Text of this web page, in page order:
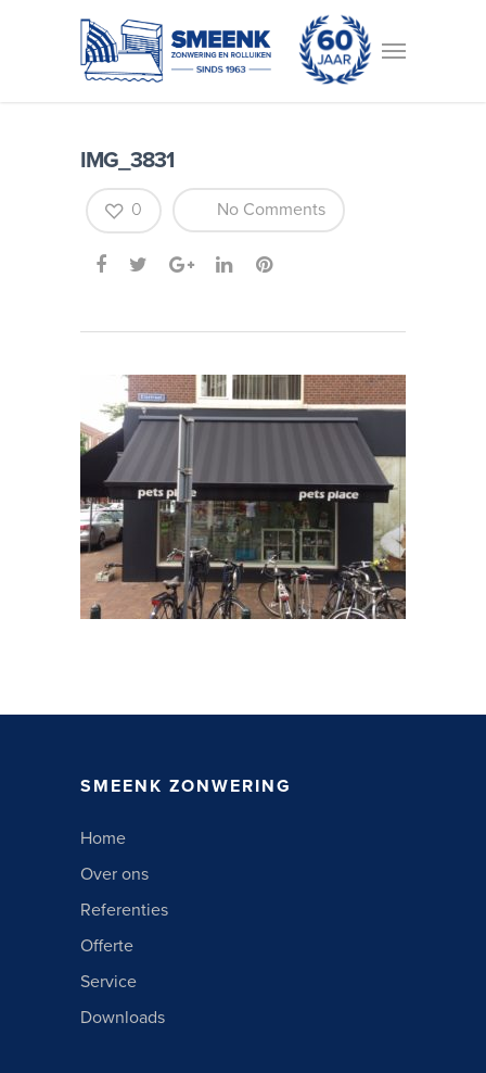
IMG_3831
No Comments
0
SMEENK ZONWERING
Home
Over ons
Referenties
Offerte
Service
Downloads